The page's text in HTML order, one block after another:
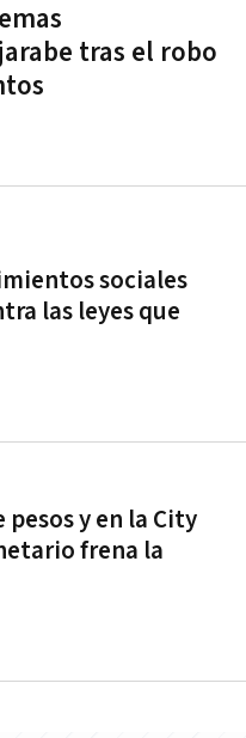
tras el robo
sociales
las leyes que
y en la City
frena la